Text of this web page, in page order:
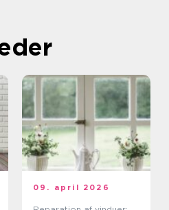
09. april 2026